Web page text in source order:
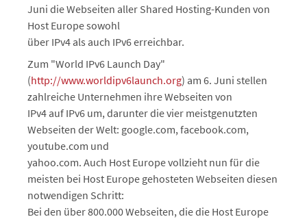
Juni die Webseiten aller Shared Hosting-Kunden von
Host Europe sowohl
über IPv4 als auch IPv6 erreichbar.
Zum "World IPv6 Launch Day"
(http://www.worldipv6launch.org) am 6. Juni stellen
zahlreiche Unternehmen ihre Webseiten von
IPv4 auf IPv6 um, darunter die vier meistgenutzten
Webseiten der Welt: google.com, facebook.com,
youtube.com und
yahoo.com. Auch Host Europe vollzieht nun für die
meisten bei Host Europe gehosteten Webseiten diesen
notwendigen Schritt:
Bei den über 800.000 Webseiten, die die Host Europe